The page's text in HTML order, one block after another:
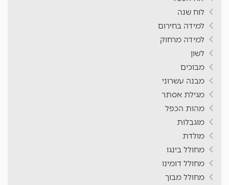
לוח שנה
למידה בחירום
למידה מרחוק
לשון
מבוכים
מבנה עשרוני
מגילת אסתר
מהות הכפל
מוגבלות
מולדת
מחולל בינגו
מחולל דומינו
מחולל מבוך